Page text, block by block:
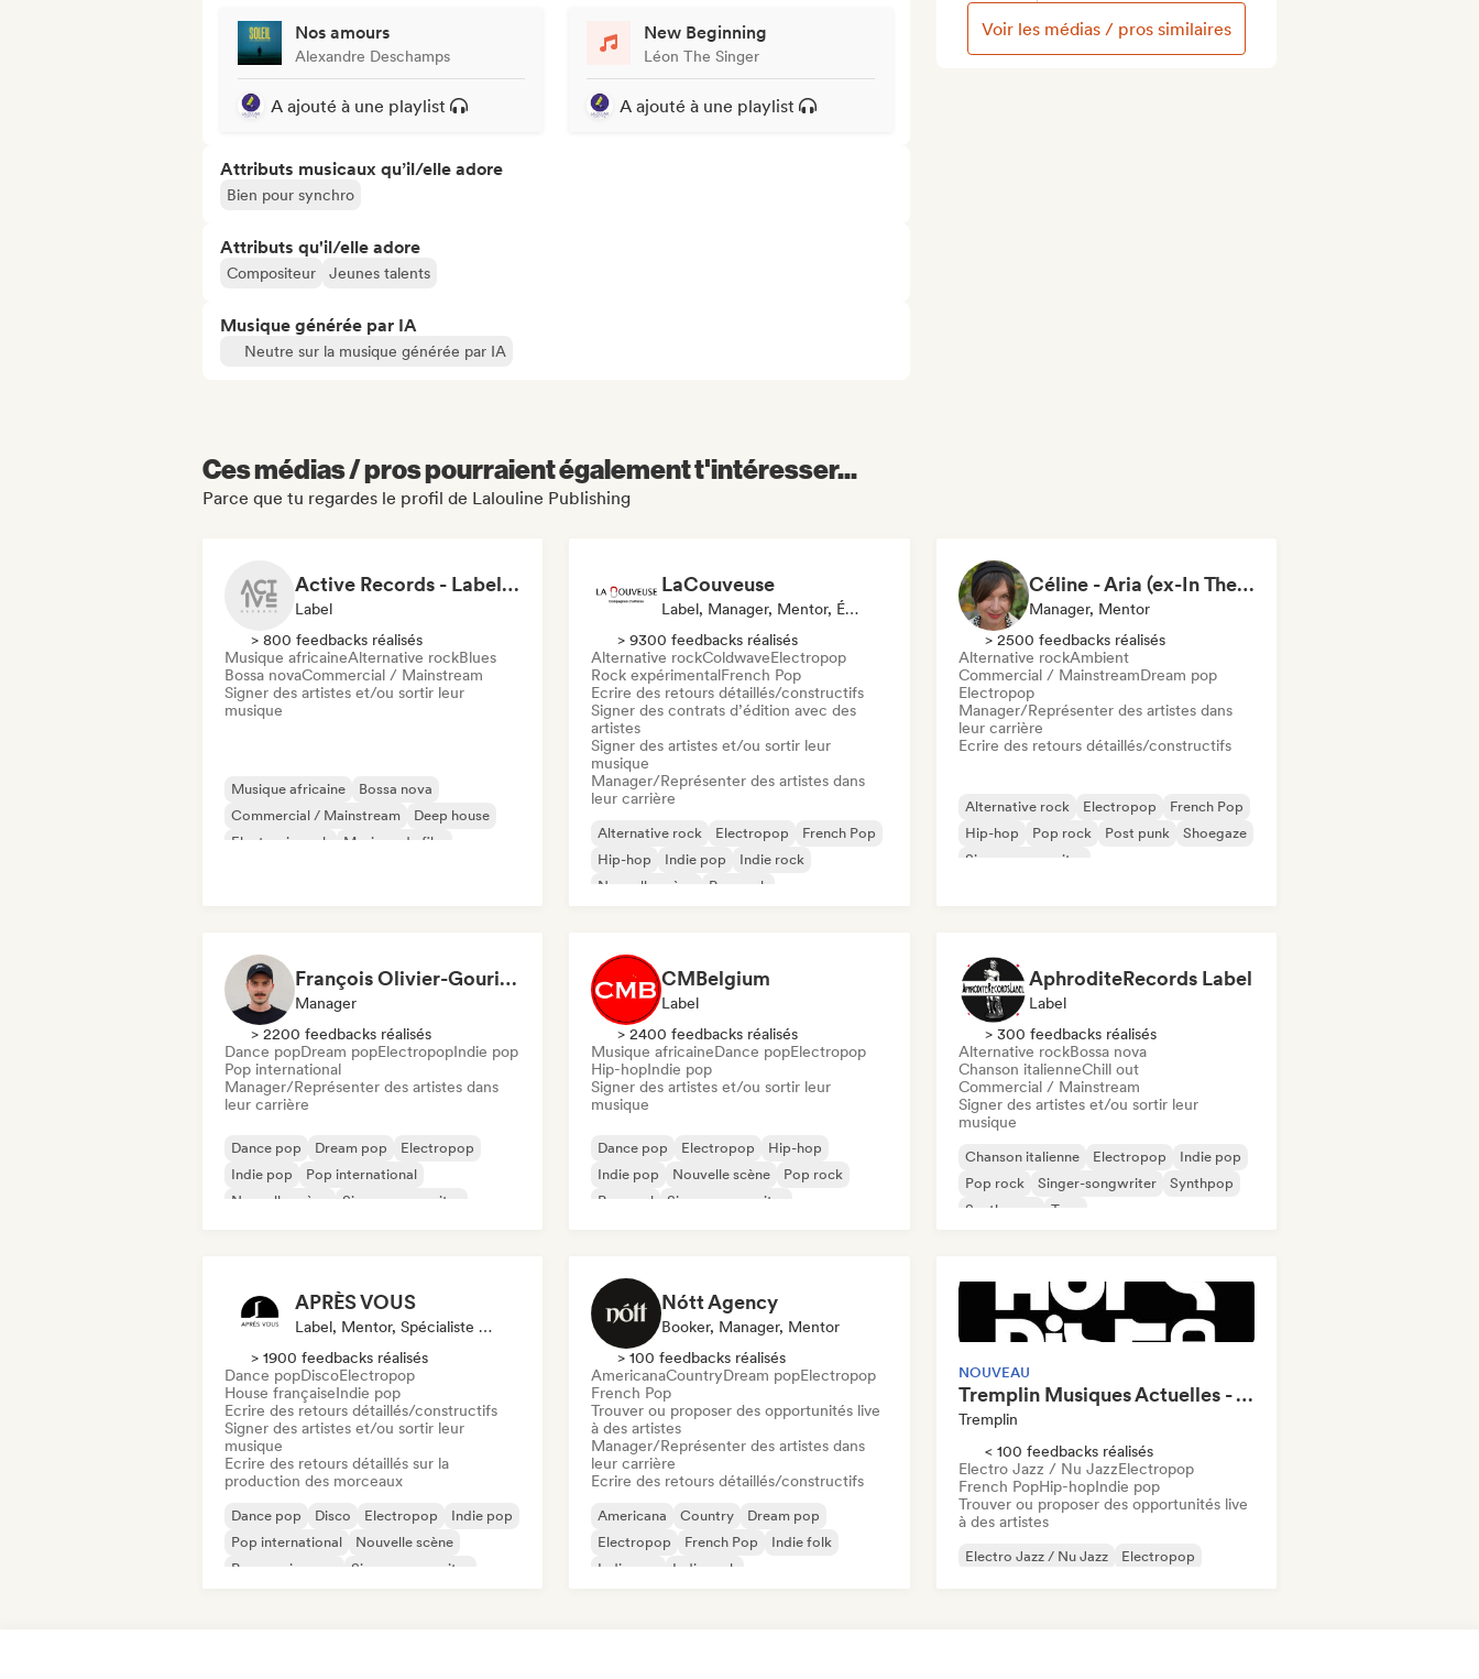
Nos amours
Alexandre Deschamps
A ajouté à une playlist
New Beginning
Léon The Singer
A ajouté à une playlist
Attributs musicaux qu’il/elle adore
Bien pour synchro
Attributs qu'il/elle adore
Compositeur Jeunes talents
Musique générée par IA
Neutre sur la musique générée par IA
Voir les médias / pros similaires
Ces médias / pros pourraient également t'intéresser...
Parce que tu regardes le profil de Lalouline Publishing
Active Records - Label services & distribution
Label
> 800 feedbacks réalisés
Musique africaineAlternative rockBlues
Bossa novaCommercial / Mainstream
Signer des artistes et/ou sortir leur
musique
Musique africaine
Bossa nova
Commercial / Mainstream
Deep house
Electronic rock
Musique de film
LaCouveuse
Label, Manager, Mentor, Éditeur
> 9300 feedbacks réalisés
Alternative rockColdwaveElectropop
Rock expérimentalFrench Pop
Ecrire des retours détaillés/constructifs
Signer des contrats d’édition avec des
artistes
Signer des artistes et/ou sortir leur
musique
Manager/Représenter des artistes dans
leur carrière
Alternative rock Electropop
French Pop
Hip-hop
Indie pop
Indie rock
Nouvelle scène
Pop rock
Céline - Aria (ex-In The Sun Prod)
Manager, Mentor
> 2500 feedbacks réalisés
Alternative rockAmbient
Commercial / MainstreamDream pop
Electropop
Manager/Représenter des artistes dans
leur carrière
Ecrire des retours détaillés/constructifs
Alternative rock Electropop
French Pop
Hip-hop
Pop rock Post punk
Shoegaze
Singer-songwriter
François Olivier-Gouriou
Manager
> 2200 feedbacks réalisés
Dance popDream popElectropopIndie pop
Pop international
Manager/Représenter des artistes dans
leur carrière
Dance pop Dream pop
Electropop
Indie pop
Pop international
Nouvelle scène
Singer-songwriter
CMBelgium
Label
> 2400 feedbacks réalisés
Musique africaineDance popElectropop
Hip-hopIndie pop
Signer des artistes et/ou sortir leur
musique
Dance pop Electropop
Hip-hop
Indie pop
Nouvelle scène
Pop rock
Pop soul
Singer-songwriter
AphroditeRecords Label
Label
> 300 feedbacks réalisés
Alternative rockBossa nova
Chanson italienneChill out
Commercial / Mainstream
Signer des artistes et/ou sortir leur
musique
Chanson italienne Electropop
Indie pop
Pop rock
Singer-songwriter
Synthpop
Synthwave
Trap
APRÈS VOUS
Label, Mentor, Spécialiste Son
> 1900 feedbacks réalisés
Dance popDiscoElectropop
House françaiseIndie pop
Ecrire des retours détaillés/constructifs
Signer des artistes et/ou sortir leur
musique
Ecrire des retours détaillés sur la
production des morceaux
Dance pop Disco Electropop
Indie pop
Pop international
Nouvelle scène
Progressive pop
Singer-songwriter
Nótt Agency
Booker, Manager, Mentor
> 100 feedbacks réalisés
AmericanaCountryDream popElectropop
French Pop
Trouver ou proposer des opportunités live
à des artistes
Manager/Représenter des artistes dans
leur carrière
Ecrire des retours détaillés/constructifs
Americana Country
Dream pop
Electropop
French Pop
Indie folk
Indie pop
Indie rock
NOUVEAU
Tremplin Musiques Actuelles - Vosges - Hors Piste x Groover
Tremplin
< 100 feedbacks réalisés
Electro Jazz / Nu JazzElectropop
French PopHip-hopIndie pop
Trouver ou proposer des opportunités live
à des artistes
Electro Jazz / Nu Jazz
Electropop